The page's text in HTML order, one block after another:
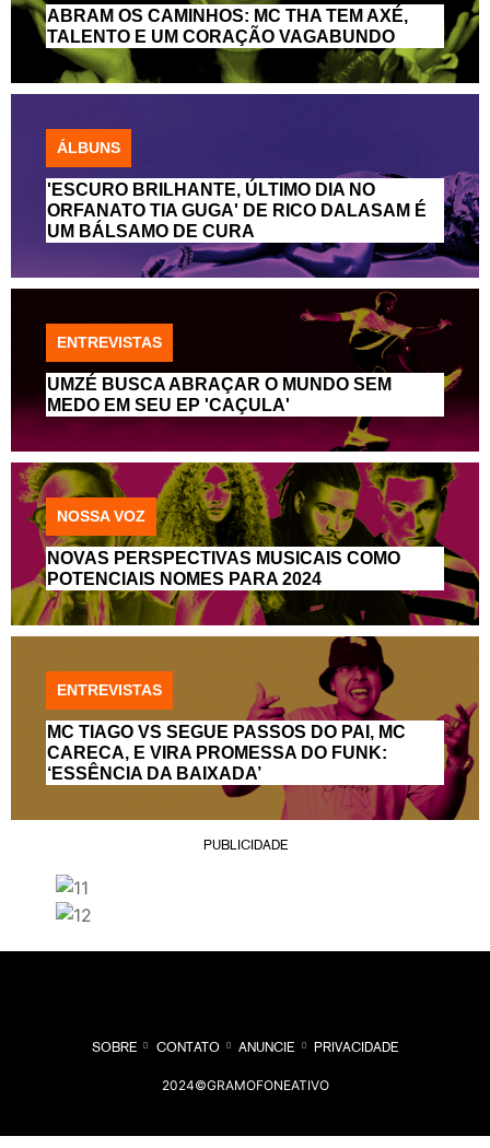
ABRAM OS CAMINHOS: MC THA TEM AXÉ,
TALENTO E UM CORAÇÃO VAGABUNDO
ÁLBUNS
'ESCURO BRILHANTE, ÚLTIMO DIA NO
ORFANATO TIA GUGA' DE RICO DALASAM É
UM BÁLSAMO DE CURA
ENTREVISTAS
UMZÉ BUSCA ABRAÇAR O MUNDO SEM
MEDO EM SEU EP 'CAÇULA'
NOSSA VOZ
NOVAS PERSPECTIVAS MUSICAIS COMO
POTENCIAIS NOMES PARA 2024
ENTREVISTAS
MC TIAGO VS SEGUE PASSOS DO PAI, MC
CARECA, E VIRA PROMESSA DO FUNK:
‘ESSÊNCIA DA BAIXADA’
PUBLICIDADE
SOBRE CONTATO ANUNCIE PRIVACIDADE
2024©GRAMOFONEATIVO